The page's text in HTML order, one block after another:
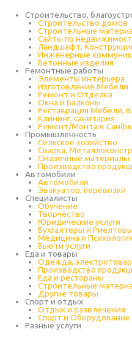
Строительство,
Строительство домов
Строительные
Сайты по
Ландшафт,
Инженерные
Бетонные изделия
Ремонтные работы
Элементы интерьера
Изготовление Мебели
Ремонт и Отделка
Окна и Балконы
Реставрация Мебели,
Клининг, санитария
Ремонт/Монтаж
Промышленность
Cельское хозяйство
Сварка,
Cмазочные материалы
Производство
Автомобили
Автомобили
Эвакуатор, перевозки
Специалисты
Обучение
Творчество
Юридические услуги
Бухгалтеры и Риелторы
Медицина и Психология
Бьюти услуги
Еда и товары
Одежда,
Производство
Еда и рестораны
Строительные
Другие товары
Спорт и отдых
Отдых и развлечения
Спорт и Оборудование
Разные услуги